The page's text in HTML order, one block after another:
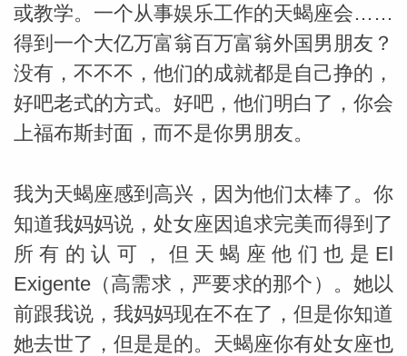
miller
或教学。一个从事娱乐工作的天蝎座会……
得到一个大亿万富翁百万富翁外国男朋友？
没有，不不不，他们的成就都是自己挣的，
好吧老式的方式。好吧，他们明白了，你会
上福布斯封面，而不是你男朋友。
我为天蝎座感到高兴，因为他们太棒了。你
知道我妈妈说，处女座因追求完美而得到了
所有的认可，但天蝎座他们也是El
Exigente（高需求，严要求的那个）。她以
前跟我说，我妈妈现在不在了，但是你知道
她去世了，但是是的。天蝎座你有处女座也